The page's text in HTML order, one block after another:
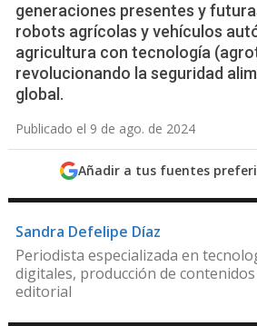
generaciones presentes y
robots agrícolas y vehículos
agricultura con tecnología
revolucionando la seguridad
global.
Publicado el 9 de ago. de 2024
Añadir a tus fuentes
Sandra Defelipe Díaz
Periodista especializada en
digitales, producción de
editorial